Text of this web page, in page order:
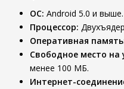
ОС: Android 5.0 и выше.
Процессор:
Оперативная
Свободное место на
менее 100 МБ.
Интернет-